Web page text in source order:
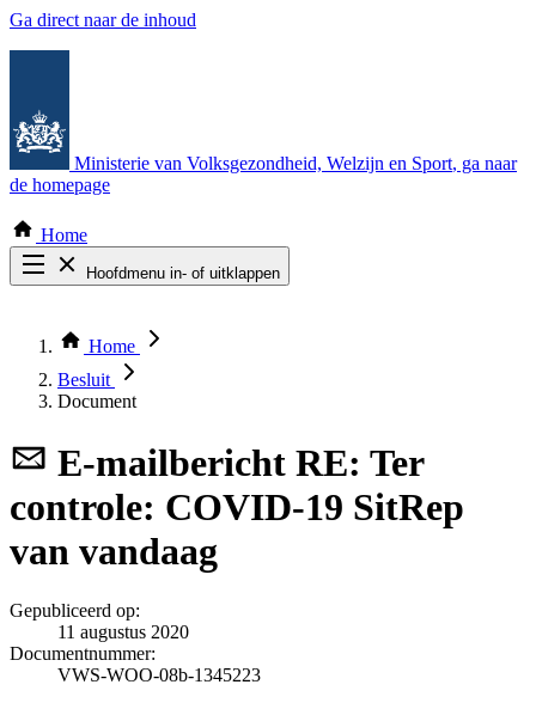
Ga direct naar de inhoud
Ministerie van Volksgezondheid, Welzijn en Sport, ga naar
de homepage
Home
Hoofdmenu in- of uitklappen
Thema COVID-19
Bekijk per bestuursorgaan
Home
Besluit
Document
E-mailbericht RE: Ter
controle: COVID-19 SitRep
van vandaag
Gepubliceerd op:
11 augustus 2020
Documentnummer:
VWS-WOO-08b-1345223